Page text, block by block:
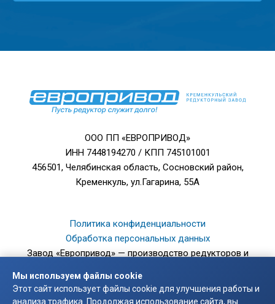
ООО ПП «ЕВРОПРИВОД»
ИНН 7448194270 / КПП 745101001
456501, Челябинская область, Сосновский район,
Кременкуль, ул.Гагарина, 55А
Политика конфиденциальности
Обработка персональных данных
Завод «Европривод» — производство редукторов и
© 2003 — 2026
Мы используем файлы cookie
Этот сайт использует файлы cookie для улучшения работы и
анализа трафика. Продолжая использование сайта, вы